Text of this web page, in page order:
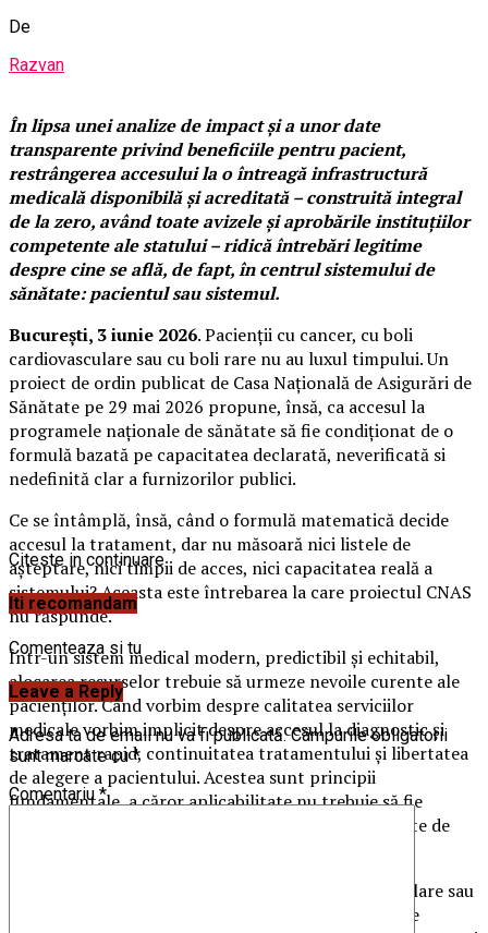
De
Razvan
În lipsa unei analize de impact și a unor date
transparente privind beneficiile pentru pacient,
restrângerea accesului la o întreagă infrastructură
medicală disponibilă și acreditată – construită integral
de la zero, având toate avizele și aprobările instituțiilor
competente ale statului – ridică întrebări legitime
despre cine se află, de fapt, în centrul sistemului de
sănătate: pacientul sau sistemul.
București, 3 iunie 2026. Pacienții cu cancer, cu boli
cardiovasculare sau cu boli rare nu au luxul timpului. Un
proiect de ordin publicat de Casa Națională de Asigurări de
Sănătate pe 29 mai 2026 propune, însă, ca accesul la
programele naționale de sănătate să fie condiționat de o
formulă bazată pe capacitatea declarată, neverificată si
nedefinită clar a furnizorilor publici.
Ce se întâmplă, însă, când o formulă matematică decide
accesul la tratament, dar nu măsoară nici listele de
așteptare, nici timpii de acces, nici capacitatea reală a
sistemului? Aceasta este întrebarea la care proiectul CNAS
nu răspunde.
Într-un sistem medical modern, predictibil și echitabil,
alocarea resurselor trebuie să urmeze nevoile curente ale
pacienților. Când vorbim despre calitatea serviciilor
medicale vorbim implicit despre accesul la diagnostic și
tratament rapid, continuitatea tratamentului și libertatea
de alegere a pacientului. Acestea sunt principii
fundamentale, a căror aplicabilitate nu trebuie să fie
limitată prin acte administrative, ci trebuie protejate de
În specialități precum oncologia, bolile cardiovasculare sau
ortopedia, accesul rapid la investigații și tratamente
Citeste in continuare
Iti recomandam
Comenteaza si tu
Leave a Reply
Adresa ta de email nu va fi publicată. Câmpurile obligatorii
sunt marcate cu*
Comentariu*